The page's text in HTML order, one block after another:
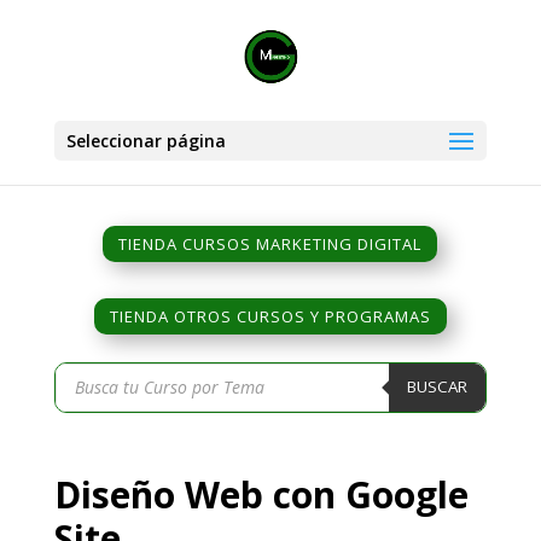
Seleccionar página
TIENDA CURSOS MARKETING DIGITAL
TIENDA OTROS CURSOS Y PROGRAMAS
Búsqueda
de
productos
BUSCAR
Diseño Web con Google